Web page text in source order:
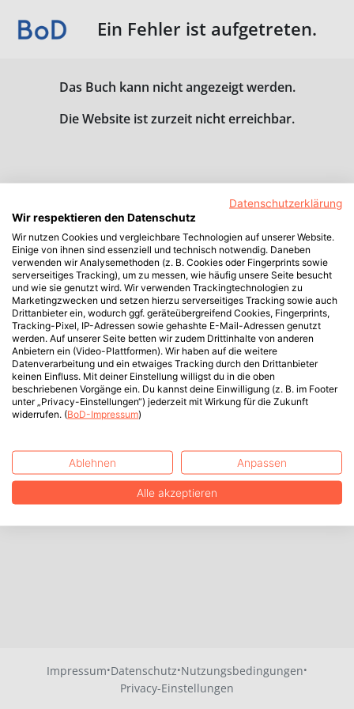
Ein Fehler ist aufgetreten.
Das Buch kann nicht angezeigt werden.
Die Website ist zurzeit nicht erreichbar.
Impressum·Datenschutz·Nutzungsbedingungen·
Privacy-Einstellungen
Datenschutzerklärung
Wir respektieren den Datenschutz
Wir nutzen Cookies und vergleichbare Technologien auf unserer Website.
Einige von ihnen sind essenziell und technisch notwendig. Daneben
verwenden wir Analysemethoden (z. B. Cookies oder Fingerprints sowie
serverseitiges Tracking), um zu messen, wie häufig unsere Seite besucht
und wie sie genutzt wird. Wir verwenden Trackingtechnologien zu
Marketingzwecken und setzen hierzu serverseitiges Tracking sowie auch
Drittanbieter ein, wodurch ggf. geräteübergreifend Cookies, Fingerprints,
Tracking-Pixel, IP-Adressen sowie gehashte E-Mail-Adressen genutzt
werden. Auf unserer Seite betten wir zudem Drittinhalte von anderen
Anbietern ein (Video-Plattformen). Wir haben auf die weitere
Datenverarbeitung und ein etwaiges Tracking durch den Drittanbieter
keinen Einfluss. Mit deiner Einstellung willigst du in die oben
beschriebenen Vorgänge ein. Du kannst deine Einwilligung (z. B. im Footer
unter „Privacy-Einstellungen“) jederzeit mit Wirkung für die Zukunft
widerrufen. (BoD-Impressum)
Ablehnen Anpassen
Alle akzeptieren